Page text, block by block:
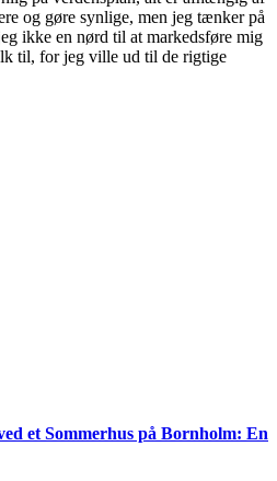
og gøre synlige, men jeg tænker på
ikke en nørd til at markedsføre mig
til, for jeg ville ud til de rigtige
et Sommerhus på Bornholm: En